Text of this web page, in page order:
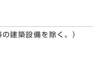
建築設備を除く。）